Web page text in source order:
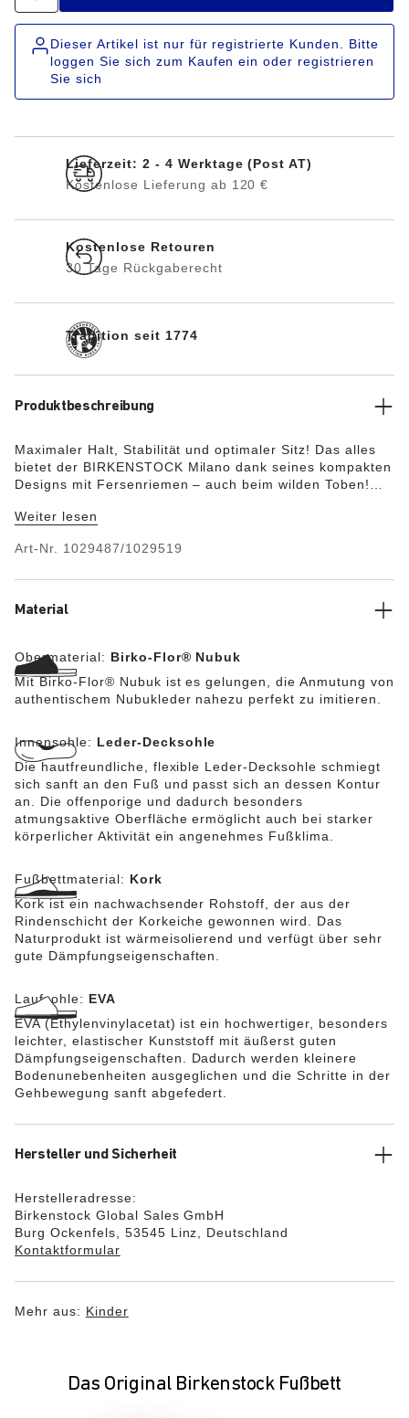
Dieser Artikel ist nur für registrierte Kunden. Bitte
loggen Sie sich zum Kaufen ein oder registrieren
Sie sich
Lieferzeit: 2 - 4 Werktage (Post AT)
Kostenlose Lieferung ab 120 €
Kostenlose Retouren
30 Tage Rückgaberecht
Tradition seit 1774
Produktbeschreibung
Maximaler Halt, Stabilität und optimaler Sitz! Das alles
bietet der BIRKENSTOCK Milano dank seines kompakten
Designs mit Fersenriemen – auch beim wilden Toben!
strapazierfähigen Synthetikmaterial Birko-Flor® in edler
Leder zum Verwechseln ähnlich.
Weiter lesen
Art-Nr. 1029487/1029519
Material
Obermaterial: Birko-Flor® Nubuk
Mit Birko-Flor® Nubuk ist es gelungen, die Anmutung von
authentischem Nubukleder nahezu perfekt zu imitieren.
Innensohle: Leder-Decksohle
Die hautfreundliche, flexible Leder-Decksohle schmiegt
sich sanft an den Fuß und passt sich an dessen Kontur
an. Die offenporige und dadurch besonders
atmungsaktive Oberfläche ermöglicht auch bei starker
körperlicher Aktivität ein angenehmes Fußklima.
Fußbettmaterial: Kork
Kork ist ein nachwachsender Rohstoff, der aus der
Rindenschicht der Korkeiche gewonnen wird. Das
Naturprodukt ist wärmeisolierend und verfügt über sehr
gute Dämpfungseigenschaften.
Laufsohle: EVA
EVA (Ethylenvinylacetat) ist ein hochwertiger, besonders
leichter, elastischer Kunststoff mit äußerst guten
Dämpfungseigenschaften. Dadurch werden kleinere
Bodenunebenheiten ausgeglichen und die Schritte in der
Gehbewegung sanft abgefedert.
Hersteller und Sicherheit
Herstelleradresse:
Birkenstock Global Sales GmbH
Burg Ockenfels, 53545 Linz, Deutschland
Kontaktformular
Mehr aus: Kinder
Das Original Birkenstock Fußbett